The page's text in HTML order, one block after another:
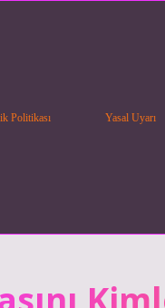
Politikası Yasal Uyarı